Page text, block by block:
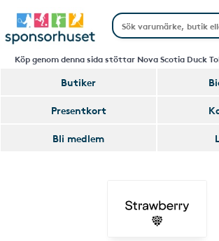
Köp genom denna sida stöttar Nova Scotia Duck
Butiker
Presentkort
Bli medlem